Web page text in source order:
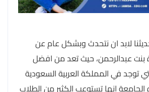
لابد ان نتحدث وبشكل عام عن
بنت عبدالرحمن، حيث تعد من افضل
توجد في المملكة العربية السعودية
انها تستوعب الكثير من الطلاب